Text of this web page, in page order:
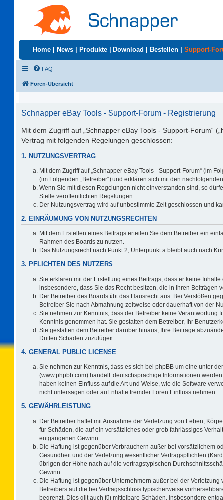
Home News Produkte Download Bestellen Support-
FAQ
Foren-Übersicht
Schnapper eBay Tools - Support-Forum - Registrierung
Mit dem Zugriff auf „Schnapper eBay Tools - Support-Forum“
Vertrag mit folgenden Regelungen geschlossen:
1. NUTZUNGSVERTRAG
Mit dem Zugriff auf „Schnapper eBay Tools - Support-Forum“ (im
(im Folgenden „Betreiber“) und erklären sich mit den
Wenn Sie mit diesen Regelungen nicht einverstanden sind, so
Stelle veröffentlichten Regelungen.
Der Nutzungsvertrag wird auf unbestimmte Zeit geschlossen und
2. EINRÄUMUNG VON NUTZUNGSRECHTEN
Mit dem Erstellen eines Beitrags erteilen Sie dem Betreiber ein
Rahmen des Boards zu nutzen.
Das Nutzungsrecht nach Punkt 2, Unterpunkt a bleibt auch nach
3. PFLICHTEN DES NUTZERS
Sie erklären mit der Erstellung eines Beitrags, dass er keine
insbesondere, dass Sie das Recht besitzen, die in Ihren Beiträgen
Der Betreiber des Boards übt das Hausrecht aus. Bei Verstößen
Betreiber Sie nach Abmahnung zeitweise oder dauerhaft von der
Sie nehmen zur Kenntnis, dass der Betreiber keine Verantwortung
Kenntnis genommen hat. Sie gestatten dem Betreiber, Ihr
Sie gestatten dem Betreiber darüber hinaus, Ihre Beiträge
Dritten Schaden zuzufügen.
4. GENERAL PUBLIC LICENSE
Sie nehmen zur Kenntnis, dass es sich bei phpBB um eine unter der
(www.phpbb.com) handelt; deutschsprachige Informationen
haben keinen Einfluss auf die Art und Weise, wie die Software
nicht untersagen oder auf Inhalte fremder Foren Einfluss nehmen.
5. GEWÄHRLEISTUNG
Der Betreiber haftet mit Ausnahme der Verletzung von Leben,
für Schäden, die auf ein vorsätzliches oder grob fahrlässiges
entgangenen Gewinn.
Die Haftung ist gegenüber Verbrauchern außer bei vorsätzlichem
Gesundheit und der Verletzung wesentlicher Vertragspflichten
übrigen der Höhe nach auf die vertragstypischen
Gewinn.
Die Haftung ist gegenüber Unternehmern außer bei der
Betreibers auf die bei Vertragsschluss typischerweise
begrenzt. Dies gilt auch für mittelbare Schäden, insbesondere